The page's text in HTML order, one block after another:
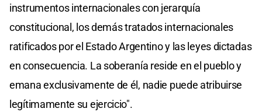
instrumentos internacionales con jerarquía
constitucional, los demás tratados internacionales
ratificados por el Estado Argentino y las leyes dictadas
en consecuencia. La soberanía reside en el pueblo y
emana exclusivamente de él, nadie puede atribuirse
legítimamente su ejercicio".